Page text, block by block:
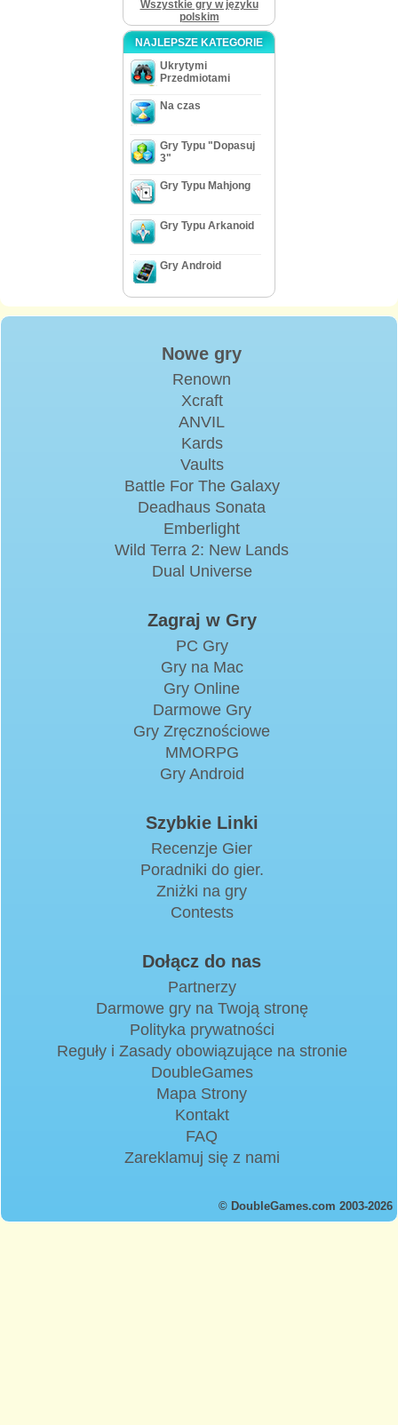
Wszystkie gry w języku
polskim
NAJLEPSZE KATEGORIE
Ukrytymi
Przedmiotami
Na czas
Gry Typu "Dopasuj
3"
Gry Typu Mahjong
Gry Typu Arkanoid
Gry Android
Nowe gry
Renown
Xcraft
ANVIL
Kards
Vaults
Battle For The Galaxy
Deadhaus Sonata
Emberlight
Wild Terra 2: New Lands
Dual Universe
Zagraj w Gry
PC Gry
Gry na Mac
Gry Online
Darmowe Gry
Gry Zręcznościowe
MMORPG
Gry Android
Szybkie Linki
Recenzje Gier
Poradniki do gier.
Zniżki na gry
Contests
Dołącz do nas
Partnerzy
Darmowe gry na Twoją stronę
Polityka prywatności
Reguły i Zasady obowiązujące na stronie
DoubleGames
Mapa Strony
Kontakt
FAQ
Zareklamuj się z nami
© DoubleGames.com 2003-2026